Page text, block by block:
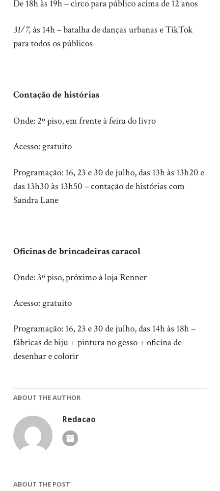
De 18h às 19h – circo para público acima de 12 anos
31/7, às 14h – batalha de danças urbanas e TikTok
para todos os públicos
Contação de histórias
Onde: 2º piso, em frente à feira do livro
Acesso: gratuito
Programação: 16, 23 e 30 de julho, das 13h às 13h20 e
das 13h30 às 13h50 – contação de histórias com
Sandra Lane
Oficinas de brincadeiras caracol
Onde: 3º piso, próximo à loja Renner
Acesso: gratuito
Programação: 16, 23 e 30 de julho, das 14h às 18h –
fábricas de biju + pintura no gesso + oficina de
desenhar e colorir
ABOUT THE AUTHOR
Redacao
ABOUT THE POST